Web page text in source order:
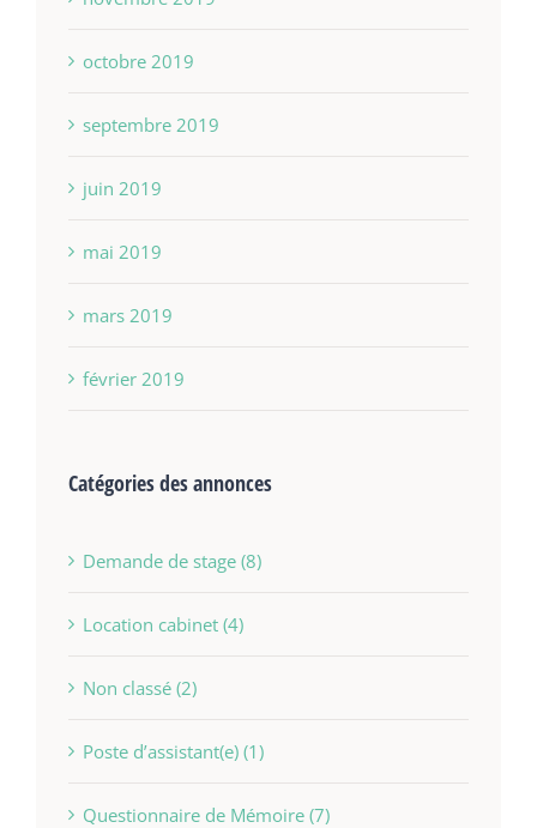
octobre 2019
septembre 2019
juin 2019
mai 2019
mars 2019
février 2019
Catégories des annonces
Demande de stage (8)
Location cabinet (4)
Non classé (2)
Poste d’assistant(e) (1)
Questionnaire de Mémoire (7)